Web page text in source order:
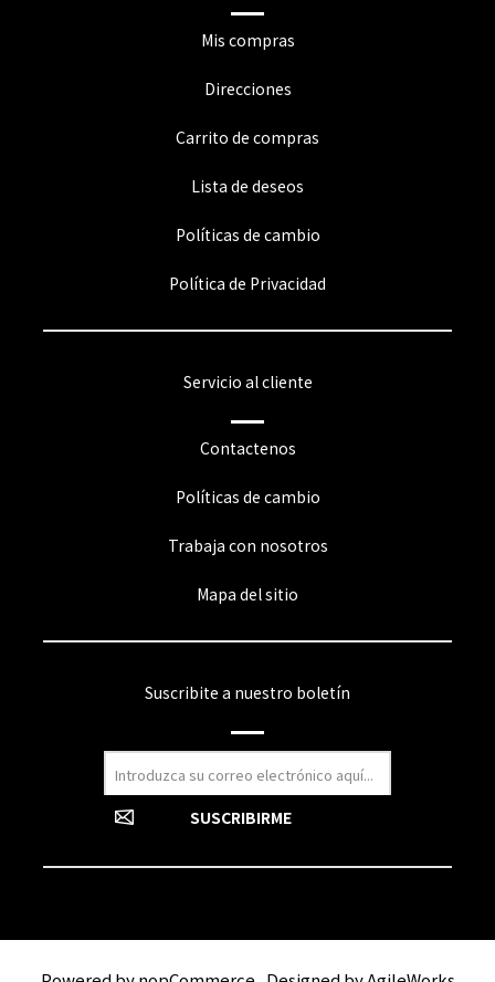
Mis compras
Direcciones
Carrito de compras
Lista de deseos
Políticas de cambio
Política de Privacidad
Servicio al cliente
Contactenos
Políticas de cambio
Trabaja con nosotros
Mapa del sitio
Suscribite a nuestro boletín